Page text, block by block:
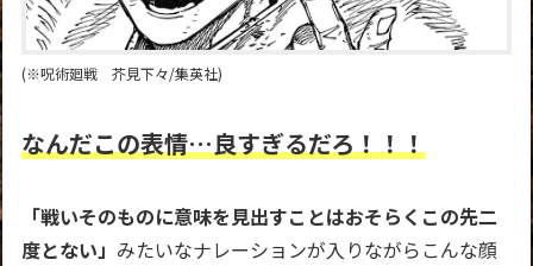
(※呪術廻戦 芥見下々/集英社)
なんだこの表情…良すぎるだろ！！！
「戦いそのものに意味を見出すことはおそらくこの先二
度とない」 みたいなナレーションが入りながらこんな顔